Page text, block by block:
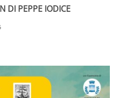
DI PEPPE IODICE